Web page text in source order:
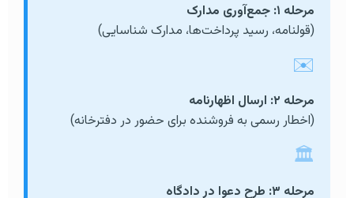
مرحله ۱: جمع‌آوری مدارک
(قولنامه، رسید پرداخت‌ها، مدارک شناسایی)
✉️
مرحله ۲: ارسال اظهارنامه
(اخطار رسمی به فروشنده برای حضور در دفترخانه)
🏛️
مرحله ۳: طرح دعوا در دادگاه